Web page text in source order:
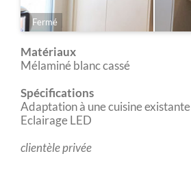
Fermé
Matériaux
Mélaminé blanc cassé
Spécifications
Adaptation à une cuisine existante
Eclairage LED
clientèle privée